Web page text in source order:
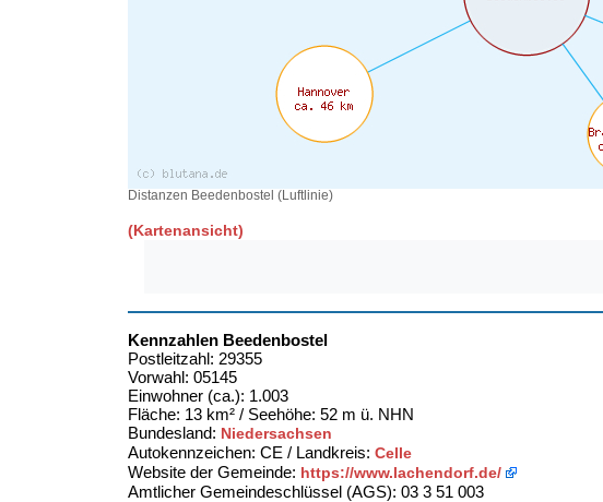
Distanzen Beedenbostel (Luftlinie)
(Kartenansicht)
Kennzahlen Beedenbostel
Postleitzahl: 29355
Vorwahl: 05145
Einwohner (ca.): 1.003
Fläche: 13 km² / Seehöhe: 52 m ü. NHN
Bundesland: Niedersachsen
Autokennzeichen: CE / Landkreis: Celle
Website der Gemeinde: https://www.lachendorf.de/
Amtlicher Gemeindeschlüssel (AGS): 03 3 51 003